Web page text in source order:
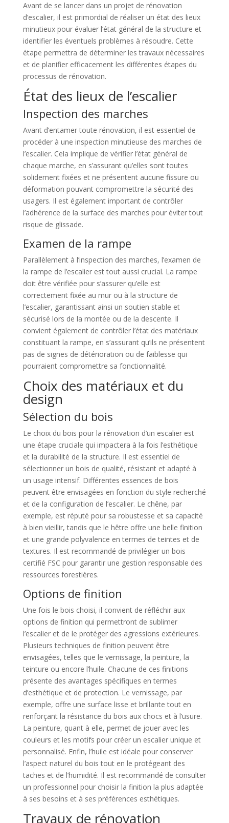
Avant de se lancer dans un projet de rénovation
d’escalier, il est primordial de réaliser un état des lieux
minutieux pour évaluer l’état général de la structure et
identifier les éventuels problèmes à résoudre. Cette
étape permettra de déterminer les travaux nécessaires
et de planifier efficacement les différentes étapes du
processus de rénovation.
État des lieux de l’escalier
Inspection des marches
Avant d’entamer toute rénovation, il est essentiel de
procéder à une inspection minutieuse des marches de
l’escalier. Cela implique de vérifier l’état général de
chaque marche, en s’assurant qu’elles sont toutes
solidement fixées et ne présentent aucune fissure ou
déformation pouvant compromettre la sécurité des
usagers. Il est également important de contrôler
l’adhérence de la surface des marches pour éviter tout
risque de glissade.
Examen de la rampe
Parallèlement à l’inspection des marches, l’examen de
la rampe de l’escalier est tout aussi crucial. La rampe
doit être vérifiée pour s’assurer qu’elle est
correctement fixée au mur ou à la structure de
l’escalier, garantissant ainsi un soutien stable et
sécurisé lors de la montée ou de la descente. Il
convient également de contrôler l’état des matériaux
constituant la rampe, en s’assurant qu’ils ne présentent
pas de signes de détérioration ou de faiblesse qui
pourraient compromettre sa fonctionnalité.
Choix des matériaux et du
design
Sélection du bois
Le choix du bois pour la rénovation d’un escalier est
une étape cruciale qui impactera à la fois l’esthétique
et la durabilité de la structure. Il est essentiel de
sélectionner un bois de qualité, résistant et adapté à
un usage intensif. Différentes essences de bois
peuvent être envisagées en fonction du style recherché
et de la configuration de l’escalier. Le chêne, par
exemple, est réputé pour sa robustesse et sa capacité
à bien vieillir, tandis que le hêtre offre une belle finition
et une grande polyvalence en termes de teintes et de
textures. Il est recommandé de privilégier un bois
certifié FSC pour garantir une gestion responsable des
ressources forestières.
Options de finition
Une fois le bois choisi, il convient de réfléchir aux
options de finition qui permettront de sublimer
l’escalier et de le protéger des agressions extérieures.
Plusieurs techniques de finition peuvent être
envisagées, telles que le vernissage, la peinture, la
teinture ou encore l’huile. Chacune de ces finitions
présente des avantages spécifiques en termes
d’esthétique et de protection. Le vernissage, par
exemple, offre une surface lisse et brillante tout en
renforçant la résistance du bois aux chocs et à l’usure.
La peinture, quant à elle, permet de jouer avec les
couleurs et les motifs pour créer un escalier unique et
personnalisé. Enfin, l’huile est idéale pour conserver
l’aspect naturel du bois tout en le protégeant des
taches et de l’humidité. Il est recommandé de consulter
un professionnel pour choisir la finition la plus adaptée
à ses besoins et à ses préférences esthétiques.
Travaux de rénovation